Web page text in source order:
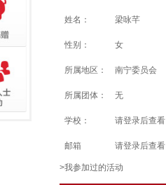
姓名： 梁咏芊
性别： 女
所属地区： 南宁委员会
所属团体： 无
学校： 请登录后查看
邮箱 请登录后查看
>我参加过的活动